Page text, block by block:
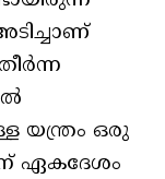
യന്ത്രം ഒരു
ഏകദേശം